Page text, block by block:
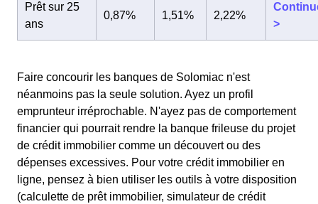
Prêt sur 25
ans
0,87% 1,51% 2,22%
>
Faire concourir les banques de Solomiac n'est
néanmoins pas la seule solution. Ayez un profil
emprunteur irréprochable. N'ayez pas de comportement
financier qui pourrait rendre la banque frileuse du projet
de crédit immobilier comme un découvert ou des
dépenses excessives. Pour votre crédit immobilier en
ligne, pensez à bien utiliser les outils à votre disposition
(calculette de prêt immobilier, simulateur de crédit